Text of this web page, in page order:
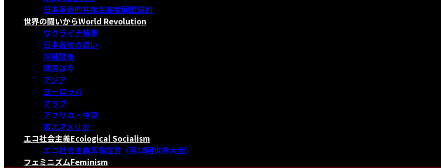
日本革命的共産主義者同盟規約
世界の闘いからWorld Revolution
ウクライナ特集
日本各地の闘い
沖縄闘争
韓国は今
アジア
ヨーロッパ
アラブ
アフリカ・中東
南北アメリカ
エコ社会主義Ecological Socialism
エコ社会主義革命宣言〈第18回世界大会〉
フェミニズムFeminism